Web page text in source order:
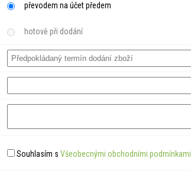
převodem na účet předem
hotově při dodání
Souhlasím s Všeobecnými obchodními podmínkami